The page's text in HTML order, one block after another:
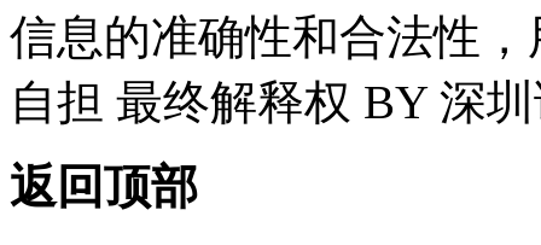
信息的准确性和合法性
自担 最终解释权 BY 深
返回顶部